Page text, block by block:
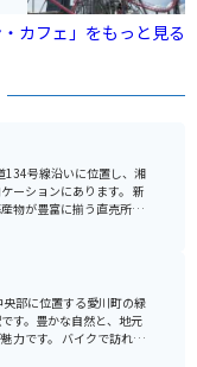
・カフェ」をもっと見る
134号線沿いに位置し、湘
ションにあります。 新
物が豊富に揃う直売所
れるスポットです。朝ど
や地魚を使った料理な
ューが楽しめます。海を
席もあり、潮風を感じな
イクで訪れる
れているので安心です。
部に位置する愛川町の緑
す。豊かな自然と、地元
イクで訪れる
、周辺のワインディング